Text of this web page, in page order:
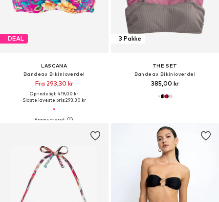
DEAL
LASCANA
Bandeau Bikinioverdel
Fra 293,30 kr
Oprindeligt: 419,00 kr
Sidste laveste pris:293,30 kr
3 Pakke
THE SET
Bandeau Bikinioverdel
385,00 kr